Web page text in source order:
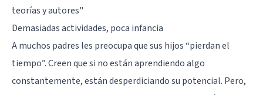
teorías y autores"
Demasiadas actividades, poca infancia
A muchos padres les preocupa que sus hijos “pierdan el
tiempo”. Creen que si no están aprendiendo algo
constantemente, están desperdiciando su potencial. Pero,